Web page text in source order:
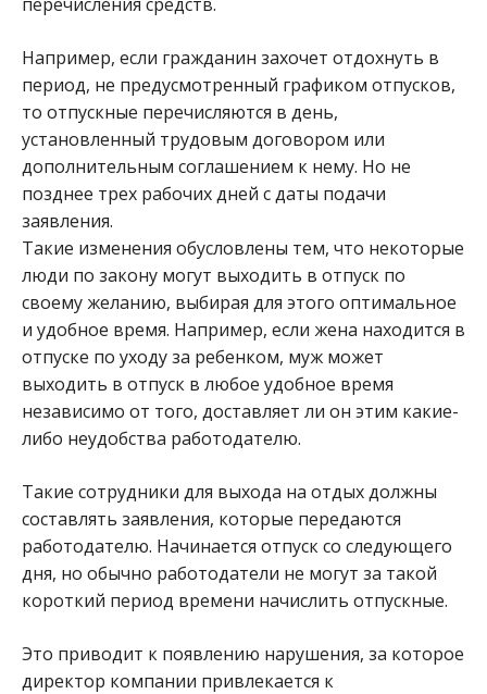
Например, если гражданин захочет отдохнуть в
период, не предусмотренный графиком отпусков,
то отпускные перечисляются в день,
установленный трудовым договором или
дополнительным соглашением к нему. Но не
позднее трех рабочих дней с даты подачи
заявления.
Такие изменения обусловлены тем, что некоторые
люди по закону могут выходить в отпуск по
своему желанию, выбирая для этого оптимальное
и удобное время. Например, если жена находится в
отпуске по уходу за ребенком, муж может
выходить в отпуск в любое удобное время
независимо от того, доставляет ли он этим какие-
либо неудобства работодателю.
Такие сотрудники для выхода на отдых должны
составлять заявления, которые передаются
работодателю. Начинается отпуск со следующего
дня, но обычно работодатели не могут за такой
короткий период времени начислить отпускные.
Это приводит к появлению нарушения, за которое
директор компании привлекается к